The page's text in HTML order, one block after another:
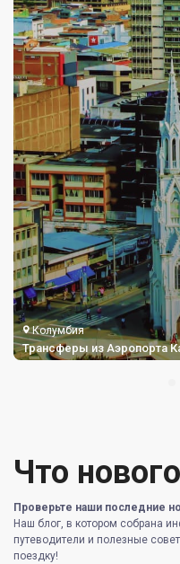
Колумбия
Трансферы из Аэропорта
Что
Проверьте наши последние
Наш блог, в котором собрана
путеводители и полезные
поездку!